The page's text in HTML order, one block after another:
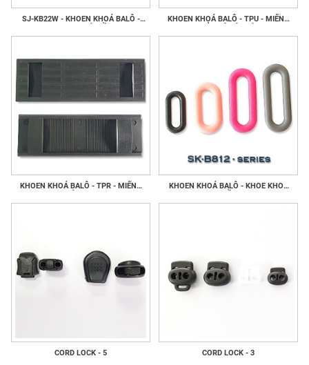
SJ-KB22W - KHOEN KHOÁ BALÔ -
KHOEN KHOÁ BALÔ - TPU - MIẾNG
KHOEN KHOÁ BALÔ - TPR - MIẾNG
KHOEN KHOÁ BALÔ - KHOE KHOÁ
CORD LOCK - 5 CORD LOCK - 3